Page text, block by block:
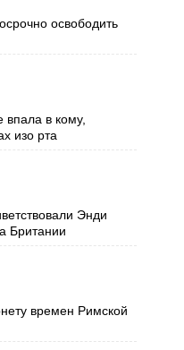
освободить
впала в кому,
изо рта
Энди
Британии
времен Римской